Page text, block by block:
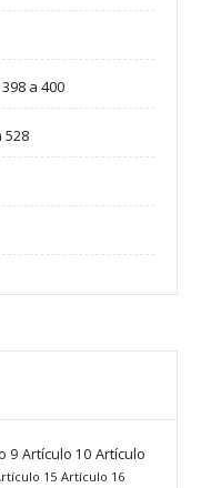
a 400
528
9 Artículo 10 Artículo
15 Artículo 16